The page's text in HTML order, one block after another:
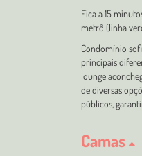
Fica a 15
metrô (linha
Condomínio
principais
lounge
de diversas
públicos,
Camas